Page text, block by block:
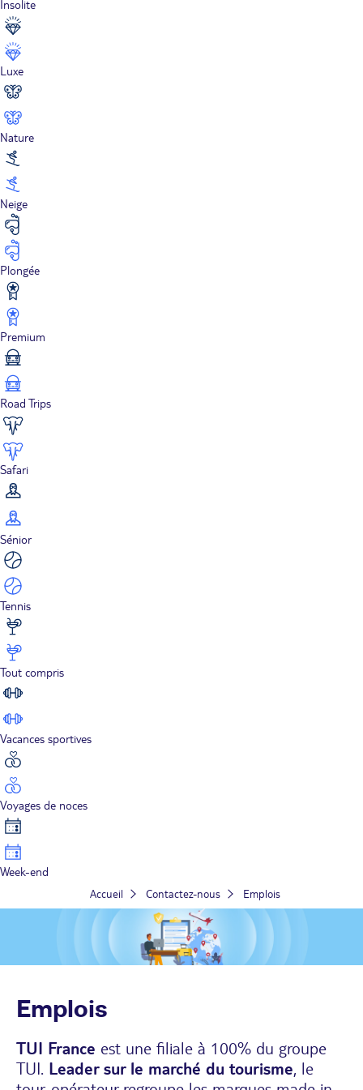
Insolite
Luxe
Nature
Neige
Plongée
Premium
Road Trips
Safari
Sénior
Tennis
Tout compris
Vacances sportives
Voyages de noces
Week-end
Accueil Contactez-nous Emplois
Emplois
TUI France est une filiale à 100% du groupe
TUI. Leader sur le marché du tourisme, le